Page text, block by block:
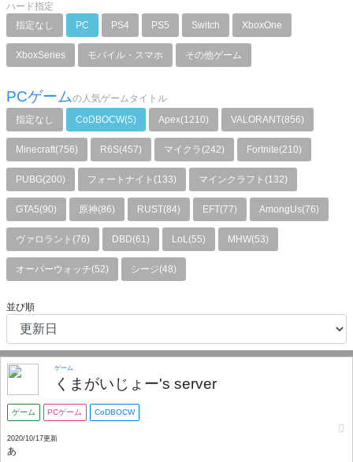
ハード指定
指定なし
PC PS4 PS5 Switch XboxOne
XboxSeries モバイル・スマホ その他ゲーム
PCゲームの人気ゲームタイトル
指定なし
CoDBOCW(5) Apex(1210) VALORANT(856)
Minecraft(756) R6S(457) マイクラ(242) Fortnite(210)
PUBG(200) フォートナイト(133) マインクラフト(132)
GTA5(90) 原神(86) RUST(84) EFT(77) AmongUs(76)
ヴァロラント(76) DBD(61) LoL(55) MHW(53)
オーバーウォッチ(52) シージ(48)
並び順
ゲーム
くまがいじょー's server
ゲーム PCゲーム CoDBOCW
2020/10/17更新
あ